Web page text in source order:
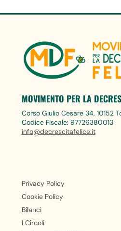
MOVIMENTO PER LA
Corso Giulio Cesare 34, 10152
Codice Fiscale: 97726380013
info@decrescitafelice.it
Privacy Policy
Cookie Policy
Bilanci
I Circoli